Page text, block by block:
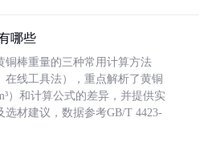
哪些
铜棒重量的三种常用计算方法
在线工具法），重点解析了黄铜
）和计算公式的差异，并提供实
选材建议，数据参考GB/T 4423-